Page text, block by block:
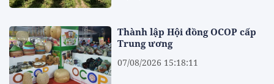
Thành lập Hội đồng OCOP cấp
Trung ương
07/08/2026 15:18:11